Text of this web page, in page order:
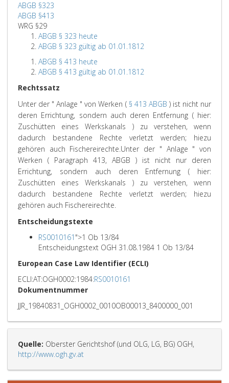
ABGB §323
ABGB §413
WRG §29
ABGB § 323 heute
ABGB § 323 gültig ab 01.01.1812
ABGB § 413 heute
ABGB § 413 gültig ab 01.01.1812
Rechtssatz
Unter der " Anlage " von Werken ( § 413 ABGB ) ist nicht nur
deren Errichtung, sondern auch deren Entfernung ( hier:
Zuschütten eines Werkskanals ) zu verstehen, wenn
dadurch bestandene Rechte verletzt werden; hiezu
gehören auch Fischereirechte.Unter der " Anlage " von
Werken ( Paragraph 413, ABGB ) ist nicht nur deren
Errichtung, sondern auch deren Entfernung ( hier:
Zuschütten eines Werkskanals ) zu verstehen, wenn
dadurch bestandene Rechte verletzt werden; hiezu
gehören auch Fischereirechte.
Entscheidungstexte
RS0010161 ">1 Ob 13/84
Entscheidungstext OGH 31.08.1984 1 Ob 13/84
European Case Law Identifier (ECLI)
ECLI:AT:OGH0002:1984:RS0010161
Dokumentnummer
JJR_19840831_OGH0002_0010OB00013_8400000_001
Quelle: Oberster Gerichtshof (und OLG, LG, BG) OGH,
http://www.ogh.gv.at